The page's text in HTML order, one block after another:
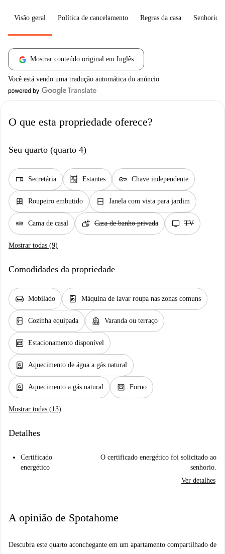
Visão geral Política de cancelamento Regras da casa Senhorio
Mostrar conteúdo original em Inglês
Você está vendo uma tradução automática do anúncio
O que esta propriedade oferece?
Seu quarto (quarto 4)
desk Secretária shelves Estantes key Chave independente
dresser Roupeiro embutido window_closed Janela com vista para jardim
airline_seat_flat Cama de casal soap Casa de banho privada tv TV
Mostrar todas (9)
Comodidades da propriedade
chair Mobilado local_laundry_service Máquina de lavar roupa nas zonas comuns
kitchen Cozinha equipada balcony Varanda ou terraço
garage Estacionamento disponível
water_heater Aquecimento de água a gás natural
water_heater Aquecimento a gás natural oven_gen Forno
Mostrar todas (13)
Detalhes
Certificado
energético
O certificado energético foi solicitado ao
senhorio.
Ver detalhes
A opinião de Spotahome
Descubra este quarto aconchegante em um apartamento compartilhado de